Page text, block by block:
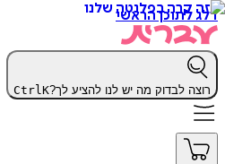
דלג לתוכן הראשי
רוצה לבדוק מה יש לנו להציע לך? CtrlK